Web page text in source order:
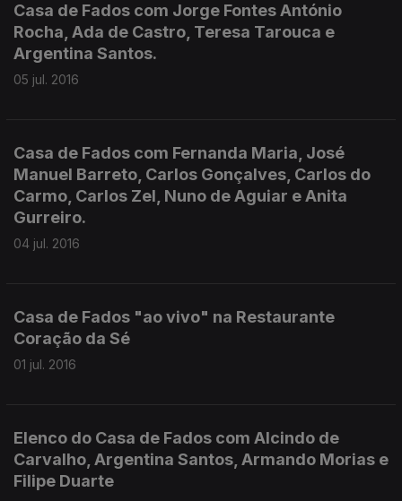
Casa de Fados com Jorge Fontes António
Rocha, Ada de Castro, Teresa Tarouca e
Argentina Santos.
05 jul. 2016
Casa de Fados com Fernanda Maria, José
Manuel Barreto, Carlos Gonçalves, Carlos do
Carmo, Carlos Zel, Nuno de Aguiar e Anita
Gurreiro.
04 jul. 2016
Casa de Fados "ao vivo" na Restaurante
Coração da Sé
01 jul. 2016
Elenco do Casa de Fados com Alcindo de
Carvalho, Argentina Santos, Armando Morias e
Filipe Duarte